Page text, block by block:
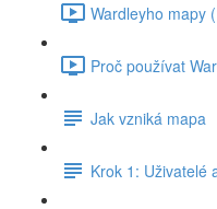
Wardleyho mapy
Proč používat
Jak vzniká mapa
Krok 1: Uživatelé